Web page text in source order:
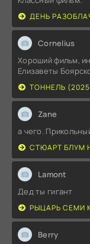
ДЕНЬ
Cornelius
Хороший фильм,
Елизаветы
ТОННЕЛЬ
Zane
а чего.
СТЮАРТ БЛУМ
Lamont
Дед ты гигант
РЫЦАРЬ СЕМИ
Berry